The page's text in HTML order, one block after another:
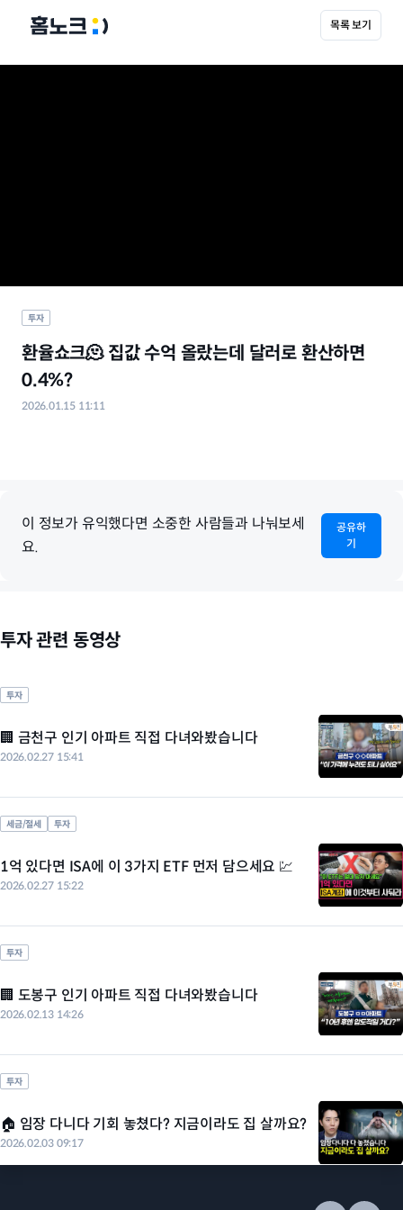
목록 보기
투자
환율쇼크🫠 집값 수억 올랐는데 달러로 환산하면
0.4%?
2026.01.15 11:11
이 정보가 유익했다면 소중한 사람들과 나눠보세
요.
공유하
기
투자 관련 동영상
투자
🏢 금천구 인기 아파트 직접 다녀와봤습니다
2026.02.27 15:41
세금/절세 투자
1억 있다면 ISA에 이 3가지 ETF 먼저 담으세요 💹
2026.02.27 15:22
투자
🏢 도봉구 인기 아파트 직접 다녀와봤습니다
2026.02.13 14:26
투자
🏠 임장 다니다 기회 놓쳤다? 지금이라도 집 살까요?
2026.02.03 09:17